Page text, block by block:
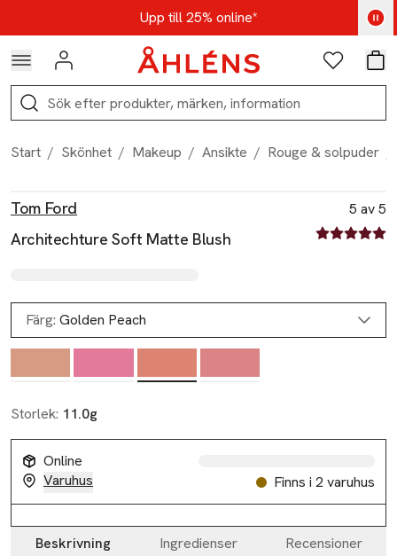
Hoppa till navigationsmenynUpp till 25% online*
Kod: AUG25 - Shoppa nu
Logga in Favoriter
Sök
Start / Skönhet / Makeup / Ansikte / Rouge & solpuder
Tom Ford
Architechture Soft Matte Blush
5 av 5
5 av fem
Färg: Golden Peach
Storlek: 11.0g
Online
Varuhus
Finns i 2 varuhus
Beskrivning Ingredienser Recensioner